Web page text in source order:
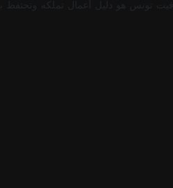
تونس هو دليل أعمال تملكه وتحتفظ